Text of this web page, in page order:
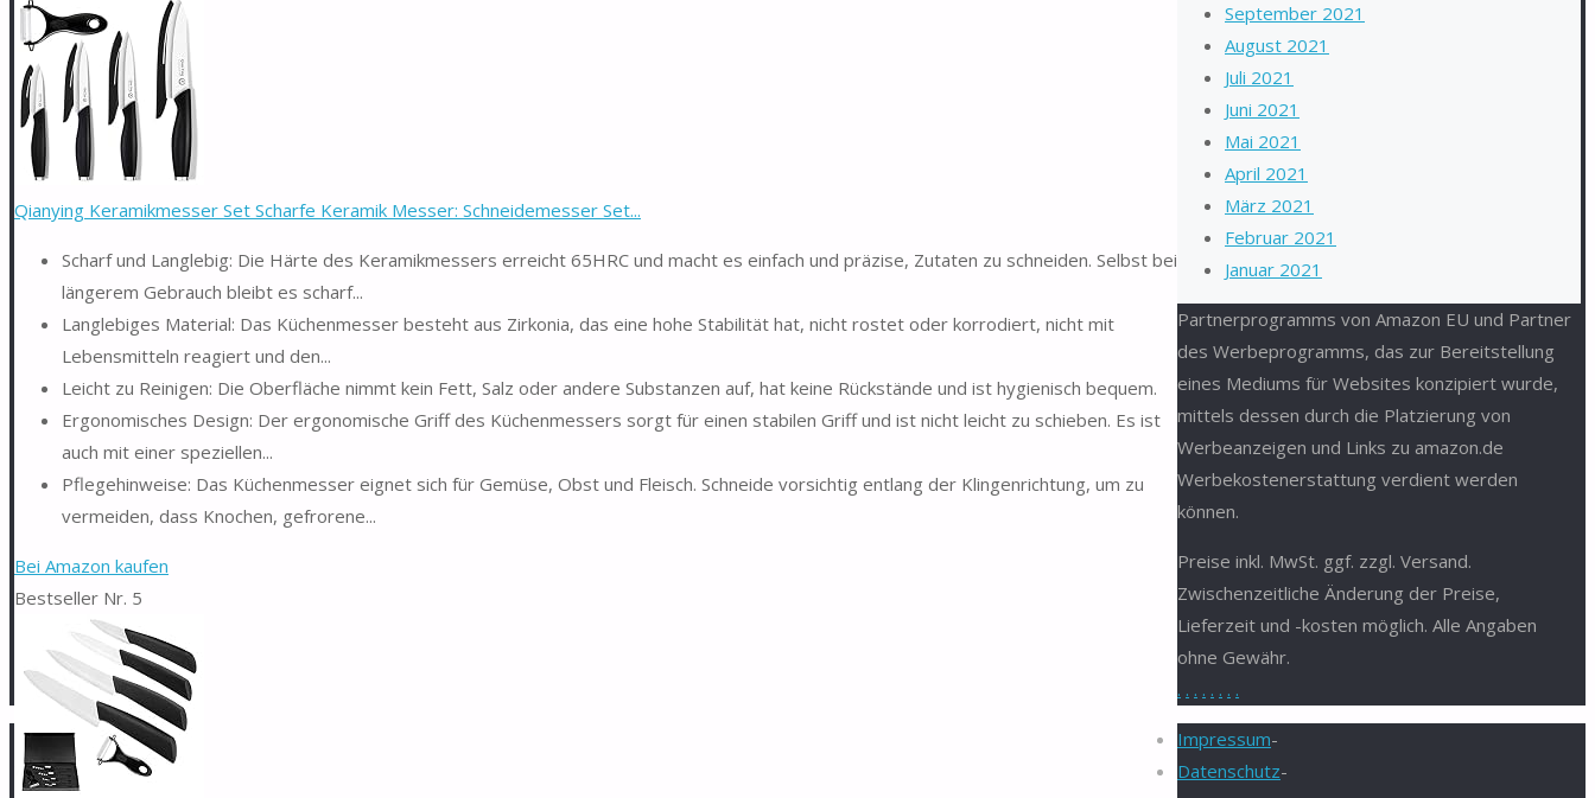
Qianying Keramikmesser Set Scharfe Keramik Messer: Schneidemesser Set...
Scharf und Langlebig: Die Härte des Keramikmessers erreicht 65HRC und macht es einfach und präzise, Zutaten zu schneiden. Selbst bei
längerem Gebrauch bleibt es scharf...
Langlebiges Material: Das Küchenmesser besteht aus Zirkonia, das eine hohe Stabilität hat, nicht rostet oder korrodiert, nicht mit
Lebensmitteln reagiert und den...
Leicht zu Reinigen: Die Oberfläche nimmt kein Fett, Salz oder andere Substanzen auf, hat keine Rückstände und ist hygienisch bequem.
Ergonomisches Design: Der ergonomische Griff des Küchenmessers sorgt für einen stabilen Griff und ist nicht leicht zu schieben. Es ist
auch mit einer speziellen...
Pflegehinweise: Das Küchenmesser eignet sich für Gemüse, Obst und Fleisch. Schneide vorsichtig entlang der Klingenrichtung, um zu
vermeiden, dass Knochen, gefrorene...
Bei Amazon kaufen
Bestseller Nr. 5
September 2021
August 2021
Juli 2021
Juni 2021
Mai 2021
April 2021
März 2021
Februar 2021
Januar 2021
Partnerprogramms von Amazon EU und Partner
des Werbeprogramms, das zur Bereitstellung
eines Mediums für Websites konzipiert wurde,
mittels dessen durch die Platzierung von
Werbeanzeigen und Links zu amazon.de
Werbekostenerstattung verdient werden
können.
Preise inkl. MwSt. ggf. zzgl. Versand.
Zwischenzeitliche Änderung der Preise,
Lieferzeit und -kosten möglich. Alle Angaben
ohne Gewähr.
. . . . . . . .
Impressum-
Datenschutz-